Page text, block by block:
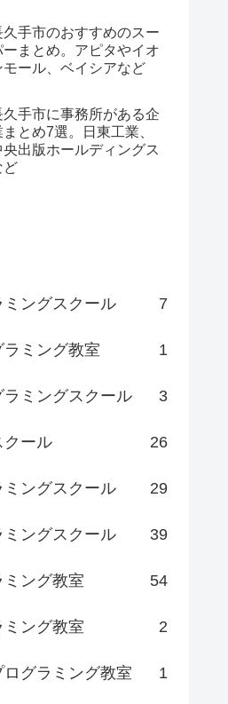
久手市のおすすめのスー
ーまとめ。アピタやイオ
モール、ベイシアなど
久手市に事務所がある企
まとめ7選。日東工業、
央出版ホールディングス
ど
ングスクール 7
ミング教室 1
ミングスクール 3
クール 26
ングスクール 29
ングスクール 39
ング教室 54
ング教室 2
グラミング教室 1